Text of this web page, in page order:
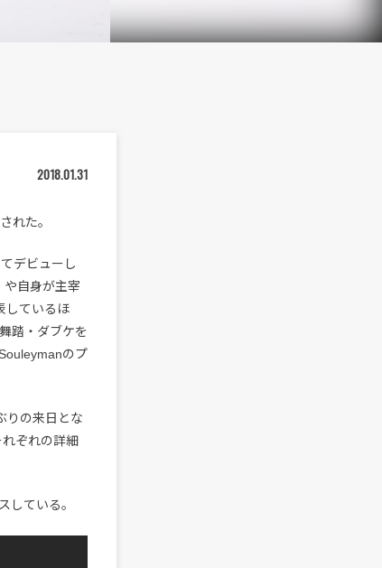
2018.01.31
れた。
デビューし
自身が主宰
しているほ
踏・ダブケを
のプ
りの来日とな
ぞれの詳細
している。